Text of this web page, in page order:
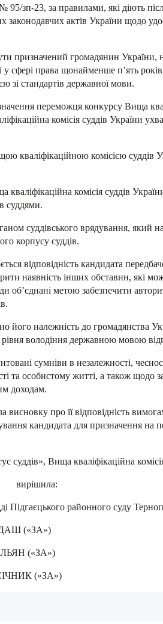
95/зп-23, за правилами, які діють
законодавчих актів України щодо
призначений громадянин
сфері права щонайменше п’ять
зі стандартів державної мови.
переможця конкурсу Вища
комісія суддів України
кваліфікаційною комісією
кваліфікаційна комісія суддів
суддями.
суддівського врядування, який
корпусу суддів.
відповідність кандидата
наявність інших обставин, які
об’єднані метою забезпечити
його належність до громадянства
володіння державною мовою
сумніви в незалежності,
та особистому житті, а також щодо
доходам.
про її відповідність
кандидата для призначення на
суддів», Вища кваліфікаційна
вирішила:
районного суду